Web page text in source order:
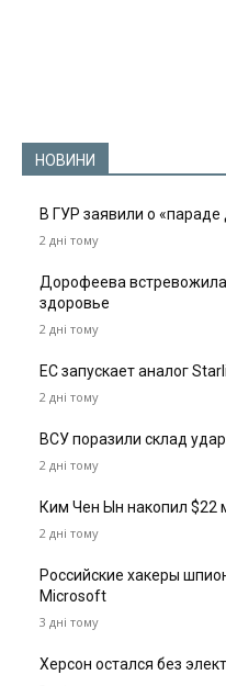
НОВИНИ
В ГУР заявили о
2 дні тому
Дорофеева
здоровье
2 дні тому
ЕС запускает аналог
2 дні тому
ВСУ поразили склад
2 дні тому
Ким Чен Ын накопил $22
2 дні тому
Российские хакеры
Microsoft
3 дні тому
Херсон остался без